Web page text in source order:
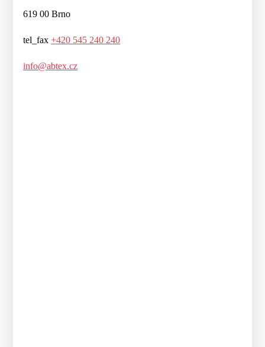
619 00 Brno
tel_fax+420 545 240 240
info@abtex.cz